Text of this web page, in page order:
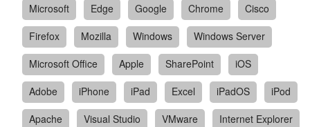
Microsoft Edge Google Chrome
Cisco
Firefox
Mozilla Windows
Windows Server
Microsoft Office
Apple SharePoint
iOS
Adobe
iPhone iPad Excel iPadOS
iPod
Apache
Visual Studio VMware
Internet Explorer